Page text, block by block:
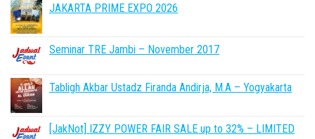
JAKARTA PRIME EXPO 2026
Seminar TRE Jambi – November 2017
Tabligh Akbar Ustadz Firanda Andirja, M.A – Yogyakarta
[JakNot] IZZY POWER FAIR SALE up to 32% – LIMITED